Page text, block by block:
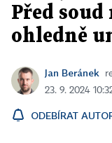
Před
ohledně
Jan Beránek
23. 9. 2024
ODEBÍRAT